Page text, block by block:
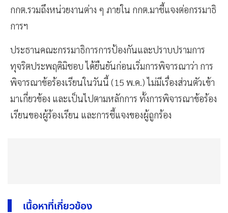
กกต.รวมถึงหน่วยงานต่าง ๆ ภายใน กกต.มาชี้แจงต่อกรรมาธิ
การฯ
ประธานคณะกรรมาธิการการป้องกันและปราบปรามการ
ทุจริตประพฤติมิชอบ ได้ยืนยันก่อนเริ่มการพิจารณาว่า การ
พิจารณาข้อร้องเรียนในวันนี้ (15 พ.ค.) ไม่มีเรื่องส่วนตัวเข้า
มาเกี่ยวข้อง และเป็นไปตามหลักการ ทั้งการพิจารณาข้อร้อง
เรียนของผู้ร้องเรียน และการชี้แจงของผู้ถูกร้อง
เนื้อหาที่เกี่ยวข้อง